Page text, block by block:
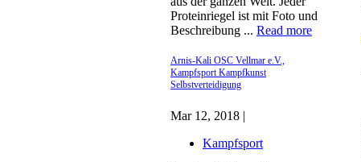
Proteinriegel ist mit Foto und
Beschreibung ... Read more
Arnis-Kali OSC Vellmar e.V.,
Kampfsport Kampfkunst
Selbstverteidigung
Mar 12, 2018 |
Kampfsport